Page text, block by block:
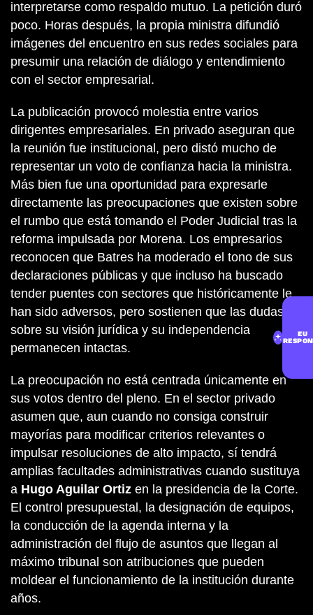
EU
interpretarse como respaldo mutuo. La petición duró
poco. Horas después, la propia ministra difundió
imágenes del encuentro en sus redes sociales para
presumir una relación de diálogo y entendimiento
con el sector empresarial.
La publicación provocó molestia entre varios
dirigentes empresariales. En privado aseguran que
la reunión fue institucional, pero distó mucho de
representar un voto de confianza hacia la ministra.
Más bien fue una oportunidad para expresarle
directamente las preocupaciones que existen sobre
el rumbo que está tomando el Poder Judicial tras la
reforma impulsada por Morena. Los empresarios
reconocen que Batres ha moderado el tono de sus
declaraciones públicas y que incluso ha buscado
tender puentes con sectores que históricamente le
han sido adversos, pero sostienen que las dudas
sobre su visión jurídica y su independencia
permanecen intactas.
La preocupación no está centrada únicamente en
sus votos dentro del pleno. En el sector privado
asumen que, aun cuando no consiga construir
mayorías para modificar criterios relevantes o
impulsar resoluciones de alto impacto, sí tendrá
amplias facultades administrativas cuando sustituya
a Hugo Aguilar Ortiz en la presidencia de la Corte.
El control presupuestal, la designación de equipos,
la conducción de la agenda interna y la
administración del flujo de asuntos que llegan al
máximo tribunal son atribuciones que pueden
moldear el funcionamiento de la institución durante
años.